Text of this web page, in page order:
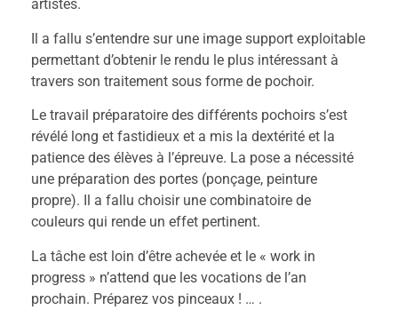
artistes.
Il a fallu s’entendre sur une image support exploitable
permettant d’obtenir le rendu le plus intéressant à
travers son traitement sous forme de pochoir.
Le travail préparatoire des différents pochoirs s’est
révélé long et fastidieux et a mis la dextérité et la
patience des élèves à l’épreuve. La pose a nécessité
une préparation des portes (ponçage, peinture
propre). Il a fallu choisir une combinatoire de
couleurs qui rende un effet pertinent.
La tâche est loin d’être achevée et le « work in
progress » n’attend que les vocations de l’an
prochain. Préparez vos pinceaux ! … .